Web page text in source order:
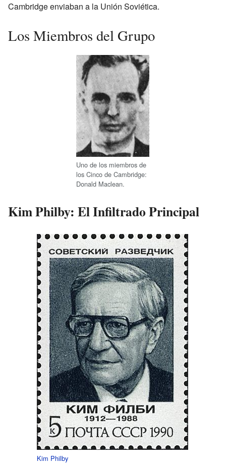
Cambridge enviaban a la Unión Soviética.
Los Miembros del Grupo
Uno de los miembros de
los Cinco de Cambridge:
Donald Maclean.
Kim Philby: El Infiltrado Principal
Kim Philby